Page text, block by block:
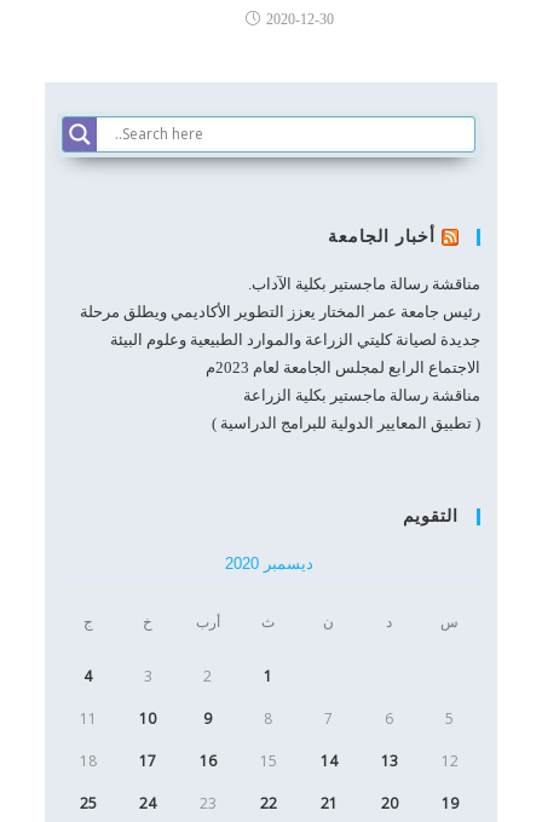
2020-12-30
أخبار الجامعة
مناقشة رسالة ماجستير بكلية الآداب.
رئيس جامعة عمر المختار يعزز التطوير الأكاديمي ويطلق مرحلة
جديدة لصيانة كليتي الزراعة والموارد الطبيعية وعلوم البيئة
الاجتماع الرابع لمجلس الجامعة لعام 2023م
مناقشة رسالة ماجستير بكلية الزراعة
( تطبيق المعايير الدولية للبرامج الدراسية )
التقويم
ديسمبر 2020
س د ن ث أرب خ ج
1
2
3
4
5
6
7
8
9
10
11
12
13
14
15
16
17
18
19
20
21
22
23
24
25